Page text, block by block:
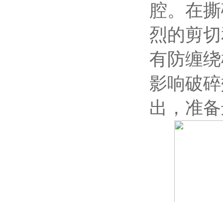
腔。在
烈的剪
有防缠
影响破
出，准